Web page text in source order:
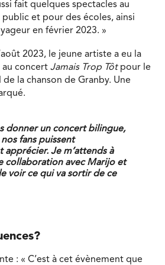
fait quelques spectacles au
et pour des écoles, ainsi
en février 2023. »
2023, le jeune artiste a eu la
concert Jamais Trop Tôt pour le
la chanson de Granby. Une
donner un concert bilingue,
fans puissent
Je m’attends à
collaboration avec Marijo et
voir ce qui va sortir de ce
: « C’est à cet évènement que